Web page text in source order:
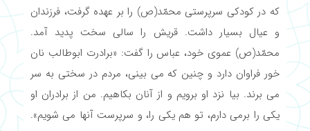
که در کودکی سرپرستی محمّد(ص) را بر عهده گرفت، فرزندان
و عیال بسیار داشت. قریش را سالی سخت پدید آمد.
محمّد(ص) عموی خود، عباس را گفت: «برادرت ابوطالب نان
خور فراوان دارد و چنین که می بینی، مردم در سختی به سر
می برند. بیا نزد او برویم و از آنان بکاهیم. من از برادران او
یکی را برمی دارم، تو هم یکی را، و سرپرست آنها می شویم».